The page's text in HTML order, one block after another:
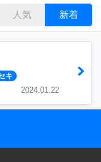
人気 新着
キ
2024.01.22